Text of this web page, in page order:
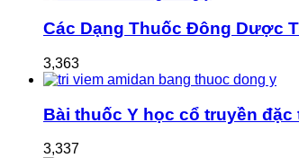
Các Dạng Thuốc Đông Dược
3,363
Bài thuốc Y học cổ truyền đặc
3,337